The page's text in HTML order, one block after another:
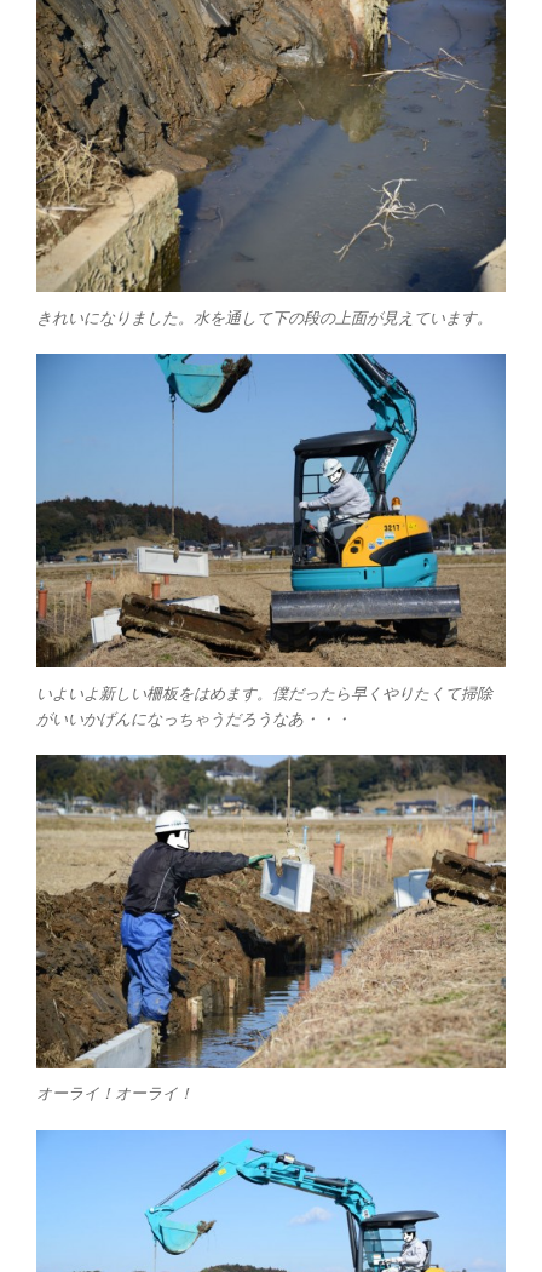
きれいになりました。水を通して下の段の上面が見えています。
いよいよ新しい柵板をはめます。僕だったら早くやりたくて掃除
がいいかげんになっちゃうだろうなあ・・・
オーライ！オーライ！